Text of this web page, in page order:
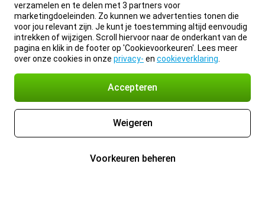
verzamelen en te delen met 3 partners voor
marketingdoeleinden. Zo kunnen we advertenties tonen die
voor jou relevant zijn. Je kunt je toestemming altijd eenvoudig
intrekken of wijzigen. Scroll hiervoor naar de onderkant van de
pagina en klik in de footer op 'Cookievoorkeuren'. Lees meer
over onze cookies in onze privacy- en cookieverklaring
Accepteren
Weigeren
Voorkeuren beheren